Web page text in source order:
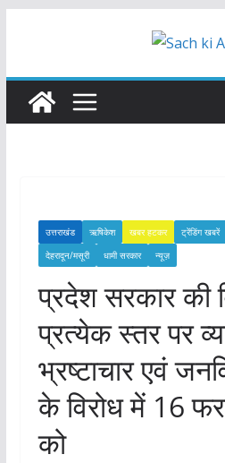
उत्तराखंड ऋषिकेश खबर हटकर ट्रेंडिंग खबरें
देहरादून/मसूरी
धामी सरकार न्यूज़
प्रदेश सरकार की
प्रत्येक स्तर पर
भ्रष्टाचार एवं
के विरोध में 16
को